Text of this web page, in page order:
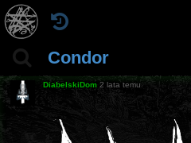
Condor
DiabelskiDom 2 lata temu